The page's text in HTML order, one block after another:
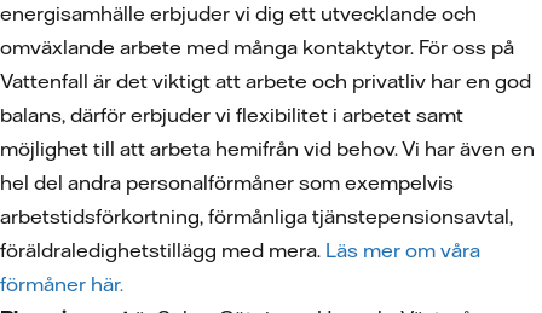
energisamhälle erbjuder vi dig ett utvecklande och
omväxlande arbete med många kontaktytor. För oss på
Vattenfall är det viktigt att arbete och privatliv har en god
balans, därför erbjuder vi flexibilitet i arbetet samt
möjlighet till att arbeta hemifrån vid behov. Vi har även en
hel del andra personalförmåner som exempelvis
arbetstidsförkortning, förmånliga tjänstepensionsavtal,
föräldraledighetstillägg med mera. Läs mer om våra
förmåner här.